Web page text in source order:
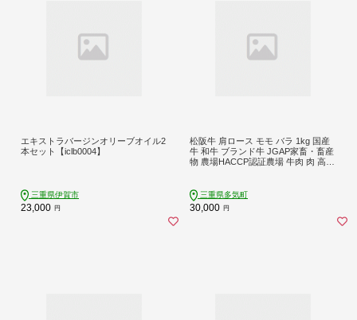
エキストラバージンオリーブオイル2
本セット【iclb0004】
三重県伊賀市
23,000 円
松阪牛 肩ロース モモ バラ 1kg 国産
牛 和牛 ブランド牛 JGAP家畜・畜産
物 農場HACCP認証農場 牛肉 肉 高級
ギフト箱入り ギフト 贈答 三重県 多
気町 SS-062
三重県多気町
30,000 円